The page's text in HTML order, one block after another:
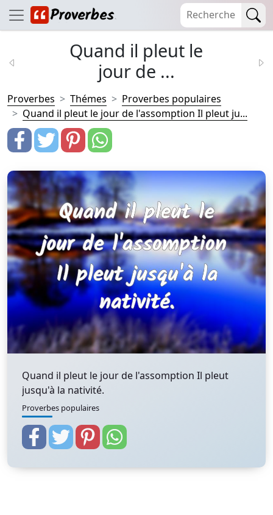
Quand il pleut le
jour de ...
Proverbes Thémes
Proverbes populaires
Quand il pleut le jour de l'assomption Il pleut ju...
Quand il pleut le jour de l'assomption Il pleut
jusqu'à la nativité.
Proverbes populaires